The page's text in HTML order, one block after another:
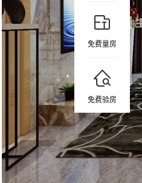
免费量房
免费验房